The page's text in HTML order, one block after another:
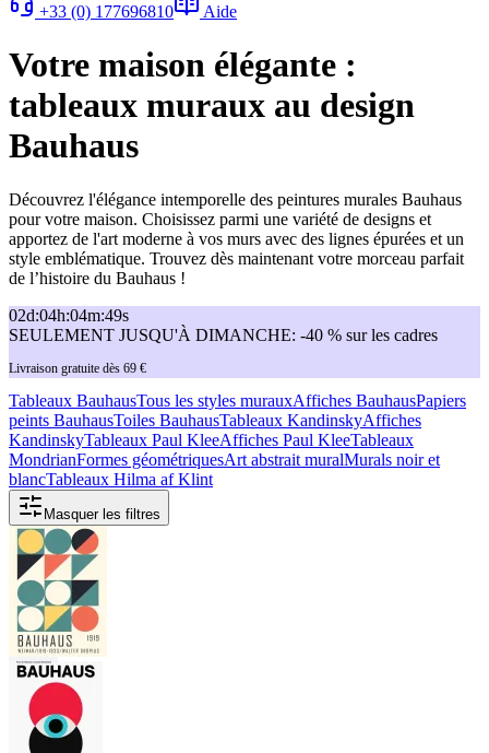
+33 (0) 177696810 Aide
Votre maison élégante :
tableaux muraux au design
Bauhaus
Découvrez l'élégance intemporelle des peintures murales Bauhaus
pour votre maison. Choisissez parmi une variété de designs et
apportez de l'art moderne à vos murs avec des lignes épurées et un
style emblématique. Trouvez dès maintenant votre morceau parfait
de l’histoire du Bauhaus !
02d:04h:04m:49s
SEULEMENT JUSQU'À DIMANCHE: -40 % sur les cadres
Livraison gratuite dès 69 €
Tableaux BauhausTous les styles murauxAffiches BauhausPapiers
peints BauhausToiles BauhausTableaux KandinskyAffiches
KandinskyTableaux Paul KleeAffiches Paul KleeTableaux
MondrianFormes géométriquesArt abstrait muralMurals noir et
blancTableaux Hilma af Klint
Masquer les filtres